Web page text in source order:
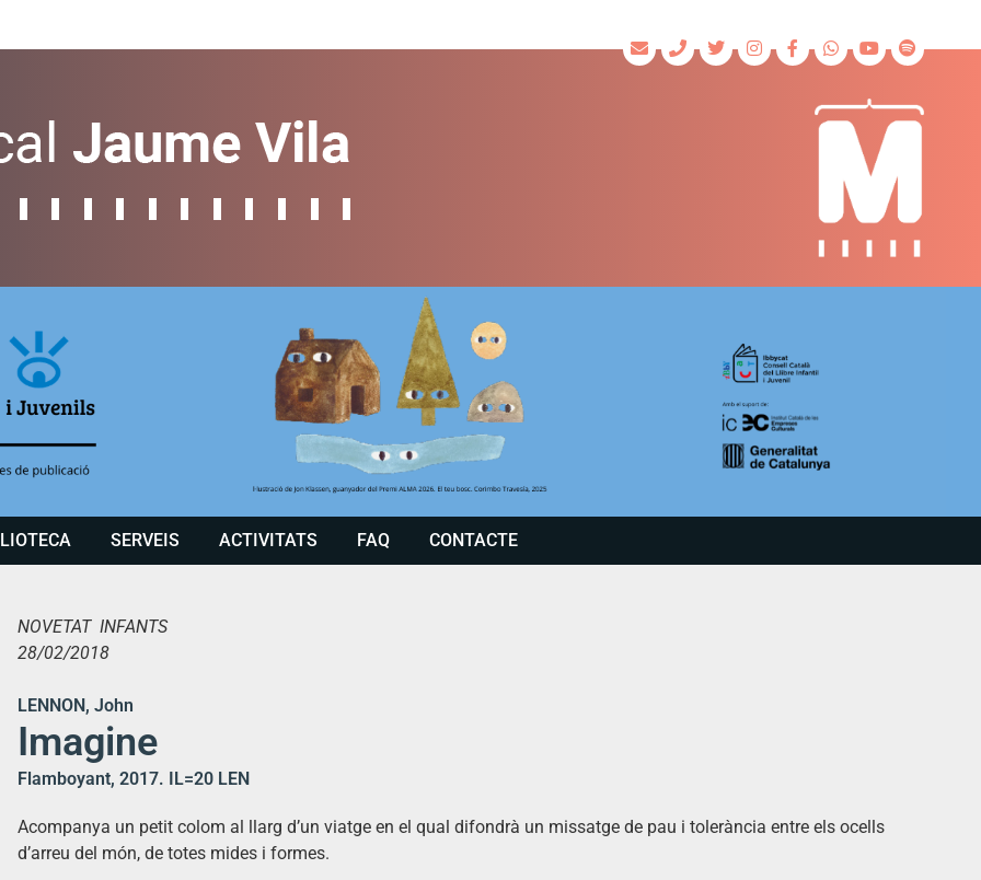
SERVEIS ACTIVITATS FAQ CONTACTE
NOVETAT INFANTS
28/02/2018
LENNON, John
Imagine
Flamboyant, 2017. IL=20 LEN
Acompanya un petit colom al llarg d’un viatge en el qual difondrà un missatge de pau i tolerància entre els ocells
d’arreu del món, de totes mides i formes.